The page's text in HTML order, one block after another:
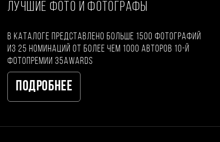
ЛУЧШИЕ ФОТО И ФОТОГРАФЫ
В каталоге представлено больше 1500 фотографий
из 25 номинаций от более чем 1000 авторов 10-й
фотопремии 35AWARDS
Подробнее